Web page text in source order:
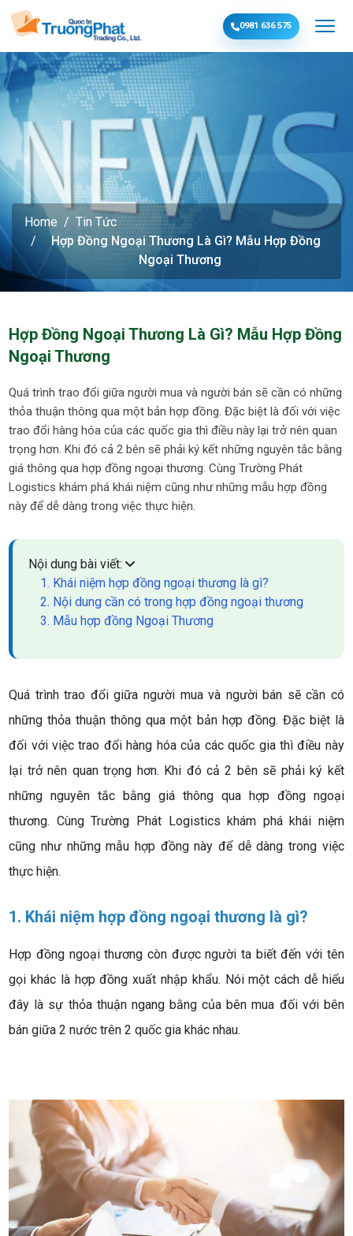
0981 636 575
Home
Tin Tức
Hợp Đồng Ngoại Thương Là Gì? Mẫu Hợp Đồng
Ngoại Thương
Hợp Đồng Ngoại Thương Là Gì? Mẫu Hợp Đồng
Ngoại Thương
Quá trình trao đổi giữa người mua và người bán sẽ cần có những
thỏa thuận thông qua một bản hợp đồng. Đặc biệt là đối với việc
trao đổi hàng hóa của các quốc gia thì điều này lại trở nên quan
trọng hơn. Khi đó cả 2 bên sẽ phải ký kết những nguyên tắc bằng
giá thông qua hợp đồng ngoại thương. Cùng Trường Phát
Logistics khám phá khái niệm cũng như những mẫu hợp đồng
này để dễ dàng trong việc thực hiện.
Nội dung bài viết:
1. Khái niệm hợp đồng ngoại thương là gì?
2. Nội dung cần có trong hợp đồng ngoại thương
3. Mẫu hợp đồng Ngoại Thương
Quá trình trao đổi giữa người mua và người bán sẽ cần có
những thỏa thuận thông qua một bản hợp đồng. Đặc biệt là
đối với việc trao đổi hàng hóa của các quốc gia thì điều này
lại trở nên quan trọng hơn. Khi đó cả 2 bên sẽ phải ký kết
những nguyên tắc bằng giá thông qua hợp đồng ngoại
thương. Cùng Trường Phát Logistics khám phá khái niệm
cũng như những mẫu hợp đồng này để dễ dàng trong việc
thực hiện.
1. Khái niệm hợp đồng ngoại thương là gì?
Hợp đồng ngoại thương còn được người ta biết đến với tên
gọi khác là hợp đồng xuất nhập khẩu. Nói một cách dễ hiểu
đây là sự thỏa thuận ngang bằng của bên mua đối với bên
bán giữa 2 nước trên 2 quốc gia khác nhau.